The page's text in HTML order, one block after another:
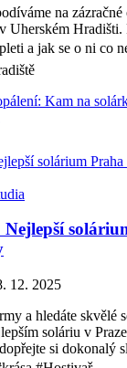
na
Uherském
a jak se o ni co
Kam na
12. 2025
a hledáte skvělé
soláriu v
si dokonalý